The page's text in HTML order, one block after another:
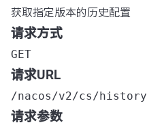
获取指定版本的历史配置
请求方式
GET
请求URL
/nacos/v2/cs/history
请求参数